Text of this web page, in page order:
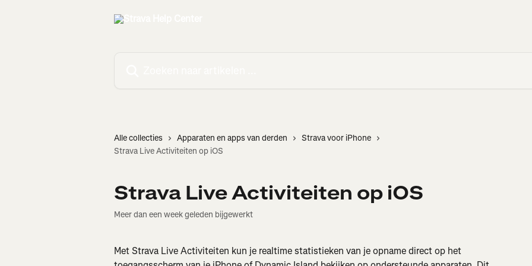
Alle collecties Apparaten en apps van derden
Strava voor iPhone
Strava Live Activiteiten op iOS
Strava Live Activiteiten op iOS
Meer dan een week geleden bijgewerkt
Met Strava Live Activiteiten kun je realtime statistieken van je opname direct op het